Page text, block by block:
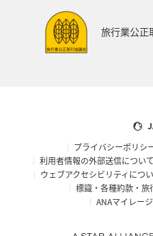
旅行業公正
プライバシーポリシ
利用者情報の外部送信について
ウェブアクセシビリティにつ
標識・各種約款・旅
ANAマイレー